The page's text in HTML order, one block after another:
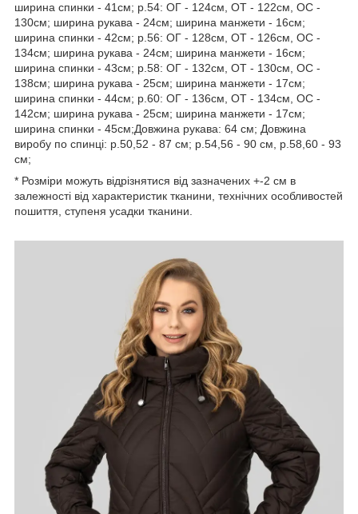
ширина спинки - 41см; р.54: ОГ - 124см, ОТ - 122см, ОС -
130см; ширина рукава - 24см; ширина манжети - 16см;
ширина спинки - 42см; р.56: ОГ - 128см, ОТ - 126см, ОС -
134см; ширина рукава - 24см; ширина манжети - 16см;
ширина спинки - 43см; р.58: ОГ - 132см, ОТ - 130см, ОС -
138см; ширина рукава - 25см; ширина манжети - 17см;
ширина спинки - 44см; р.60: ОГ - 136см, ОТ - 134см, ОС -
142см; ширина рукава - 25см; ширина манжети - 17см;
ширина спинки - 45см;Довжина рукава: 64 см; Довжина
виробу по спинці: р.50,52 - 87 см; р.54,56 - 90 см, р.58,60 - 93
см;
* Розміри можуть відрізнятися від зазначених +-2 см в
залежності від характеристик тканини, технічних особливостей
пошиття, ступеня усадки тканини.